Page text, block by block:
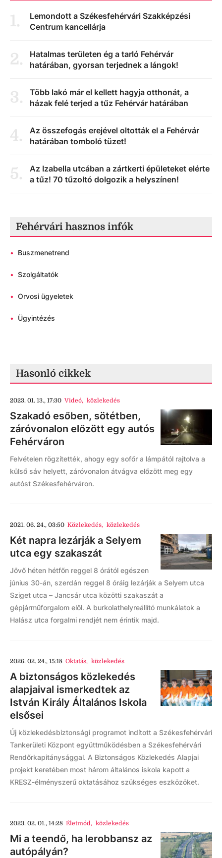
1.
Lemondott a Székesfehérvári Szakképzési
Centrum kancellárja
2.
Hatalmas területen ég a tarló Fehérvár
határában, gyorsan terjednek a lángok!
3.
Több lakó már el kellett hagyja otthonát, a
házak felé terjed a tűz Fehérvár határában
4.
Az összefogás erejével oltották el a Fehérvár
határában tomboló tüzet!
5.
Az Izabella utcában a zártkerti épületeket elérte
a tűz! 70 tűzoltó dolgozik a helyszínen!
Fehérvári hasznos infók
• Buszmenetrend
• Szolgáltatók
• Orvosi ügyeletek
• Ügyintézés
Hasonló cikkek
2023. 01. 13., 17:30 Videó, közlekedés
Szakadó esőben, sötétben,
záróvonalon előzött egy autós
Fehérváron
Felvételen rögzítették, ahogy egy sofőr a lámpától rajtolva a
külső sáv helyett, záróvonalon átvágva előzött meg egy
autóst Székesfehérváron.
2021. 06. 24., 03:50 Közlekedés, közlekedés
Két napra lezárják a Selyem
utca egy szakaszát
Jövő héten hétfőn reggel 8 órától egészen
június 30-án, szerdán reggel 8 óráig lezárják a Selyem utca
Sziget utca – Jancsár utca közötti szakaszát a
gépjárműforgalom elől. A burkolathelyreállító munkálatok a
Halász utca forgalmi rendjét nem érintik majd.
2026. 02. 24., 15:18 Oktatás, közlekedés
A biztonságos közlekedés
alapjaival ismerkedtek az
István Király Általános Iskola
elsősei
Új közlekedésbiztonsági programot indított a Székesfehérvári
Tankerületi Központ együttműködésben a Székesfehérvári
Rendőrkapitánysággal. A Biztonságos Közlekedés Alapjai
projekt keretében most három általános iskola kapott a
KRESZ-élményszerű oktatásához szükséges eszközöket.
2023. 02. 01., 14:28 Életmód, közlekedés
Mi a teendő, ha lerobbansz az
autópályán?